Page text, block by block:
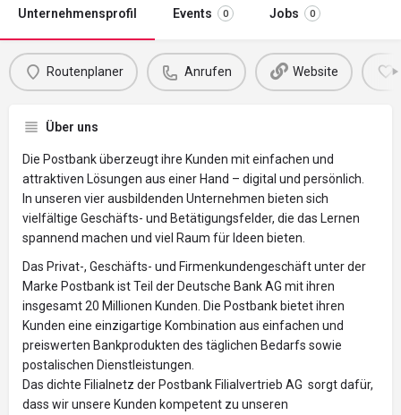
Unternehmensprofil Events 0 Jobs 0
Routenplaner Anrufen Website
Über uns
Die Postbank überzeugt ihre Kunden mit einfachen und
attraktiven Lösungen aus einer Hand – digital und persönlich.
In unseren vier ausbildenden Unternehmen bieten sich
vielfältige Geschäfts- und Betätigungsfelder, die das Lernen
spannend machen und viel Raum für Ideen bieten.
Das Privat-, Geschäfts- und Firmenkundengeschäft unter der
Marke Postbank ist Teil der Deutsche Bank AG mit ihren
insgesamt 20 Millionen Kunden. Die Postbank bietet ihren
Kunden eine einzigartige Kombination aus einfachen und
preiswerten Bankprodukten des täglichen Bedarfs sowie
postalischen Dienstleistungen.
Das dichte Filialnetz der Postbank Filialvertrieb AG sorgt dafür,
dass wir unsere Kunden kompetent zu unseren